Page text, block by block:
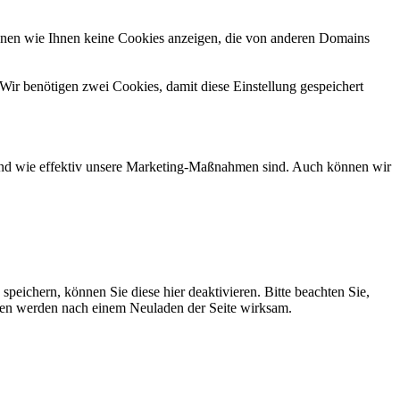
wie Ihnen keine Cookies anzeigen, die von anderen Domains
benötigen zwei Cookies, damit diese Einstellung gespeichert
wie effektiv unsere Marketing-Maßnahmen sind. Auch können wir
können Sie diese hier deaktivieren. Bitte beachten Sie,
werden nach einem Neuladen der Seite wirksam.